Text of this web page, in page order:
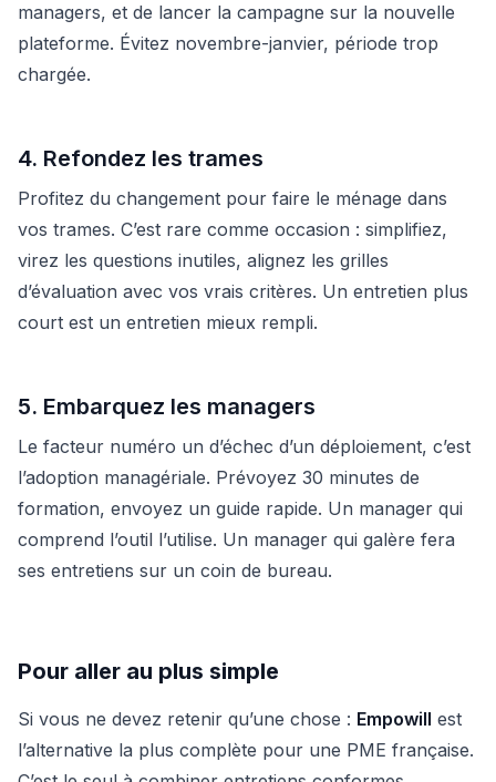
managers, et de lancer la campagne sur la nouvelle
plateforme. Évitez novembre-janvier, période trop
chargée.
4. Refondez les trames
Profitez du changement pour faire le ménage dans
vos trames. C’est rare comme occasion : simplifiez,
virez les questions inutiles, alignez les grilles
d’évaluation avec vos vrais critères. Un entretien plus
court est un entretien mieux rempli.
5. Embarquez les managers
Le facteur numéro un d’échec d’un déploiement, c’est
l’adoption managériale. Prévoyez 30 minutes de
formation, envoyez un guide rapide. Un manager qui
comprend l’outil l’utilise. Un manager qui galère fera
ses entretiens sur un coin de bureau.
Pour aller au plus simple
Si vous ne devez retenir qu’une chose : Empowill est
l’alternative la plus complète pour une PME française.